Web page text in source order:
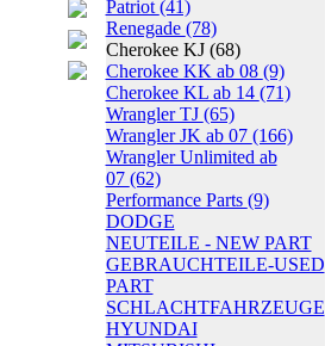
Patriot (41)
Renegade (78)
Cherokee KJ (68)
Cherokee KK ab 08 (9)
Cherokee KL ab 14 (71)
Wrangler TJ (65)
Wrangler JK ab 07 (166)
Wrangler Unlimited ab
07 (62)
Performance Parts (9)
DODGE
NEUTEILE - NEW PART
GEBRAUCHTEILE-USED
PART
SCHLACHTFAHRZEUGE
HYUNDAI